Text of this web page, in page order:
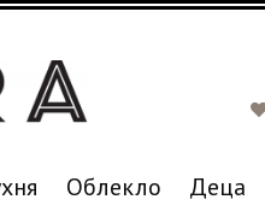
Oблекло Деца